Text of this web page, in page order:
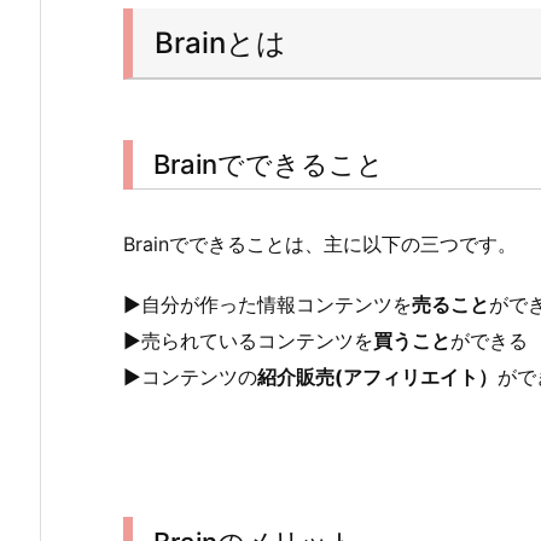
Brainとは
Brainでできること
Brainでできることは、主に以下の三つです。
▶︎自分が作った情報コンテンツを売ることがで
▶︎売られているコンテンツを買うことができる
▶︎コンテンツの紹介販売(アフィリエイト） がで